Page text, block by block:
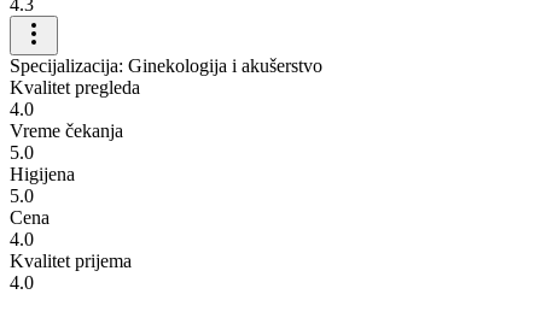
Specijalizacija: Ginekologija i akušerstvo
Kvalitet pregleda
4.0
Vreme čekanja
5.0
Higijena
5.0
Cena
4.0
Kvalitet prijema
4.0